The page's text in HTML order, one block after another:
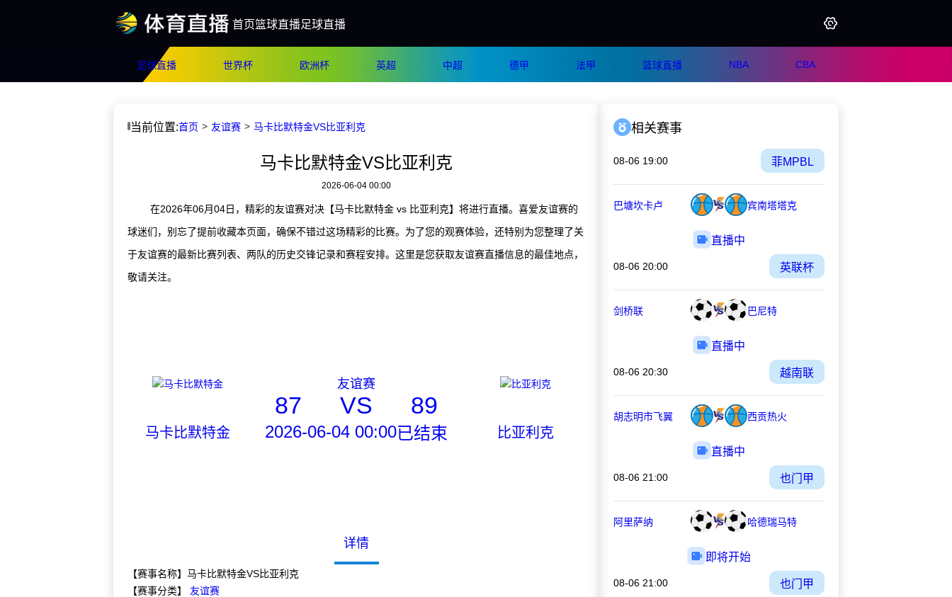
首页篮球直播足球直播
足球直播 世界杯 欧洲杯 英超 中超 德甲 法甲 篮球直播 NBA CBA
当前位置:首页 友谊赛 马卡比默特金VS比亚利克
马卡比默特金VS比亚利克
2026-06-04 00:00
在2026年06月04日，精彩的友谊赛对决【马卡比默特金 vs 比亚利克】将进行直播。喜爱友谊赛的
球迷们，别忘了提前收藏本页面，确保不错过这场精彩的比赛。为了您的观赛体验，还特别为您整理了关
于友谊赛的最新比赛列表、两队的历史交锋记录和赛程安排。这里是您获取友谊赛直播信息的最佳地点，
敬请关注。
马卡比默特金
友谊赛
87 VS 89
2026-06-04 00:00已结束 比亚利克
详情
【赛事名称】马卡比默特金VS比亚利克
【赛事分类】 友谊赛
相关赛事
08-06 19:00 菲MPBL
巴塘坎卡卢 宾南塔塔克
直播中
08-06 20:00 英联杯
剑桥联 巴尼特
直播中
08-06 20:30 越南联
胡志明市飞翼 西贡热火
直播中
08-06 21:00 也门甲
阿里萨纳 哈德瑞马特
即将开始
08-06 21:00 也门甲